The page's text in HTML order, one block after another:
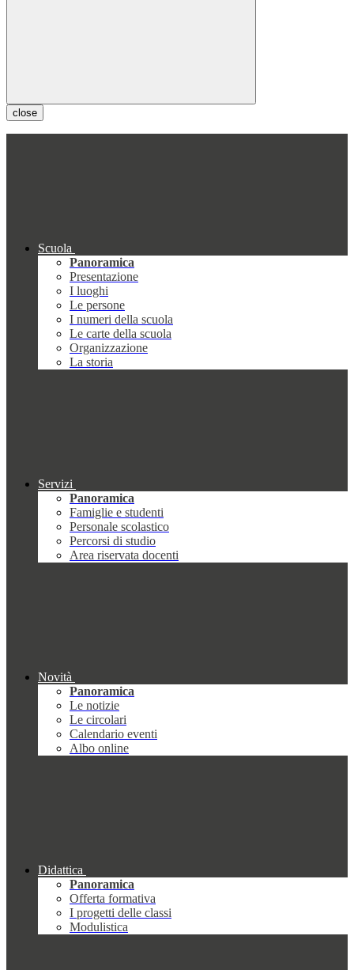
close
Scuola
Panoramica
Presentazione
I luoghi
Le persone
I numeri della scuola
Le carte della scuola
Organizzazione
La storia
Servizi
Panoramica
Famiglie e studenti
Personale scolastico
Percorsi di studio
Area riservata docenti
Novità
Panoramica
Le notizie
Le circolari
Calendario eventi
Albo online
Didattica
Panoramica
Offerta formativa
I progetti delle classi
Modulistica